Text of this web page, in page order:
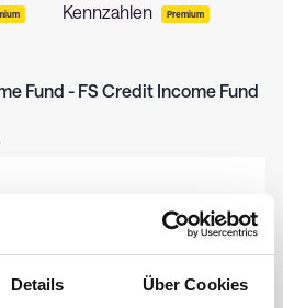
Details Über Cookies
Kennzahlen Premium
Fund - FS Credit Income Fund